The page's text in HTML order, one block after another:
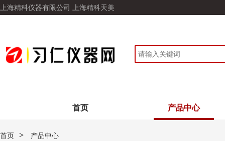
上海精科仪器有限公司 上海精科天美
首页 产品中心
首页 > 产品中心